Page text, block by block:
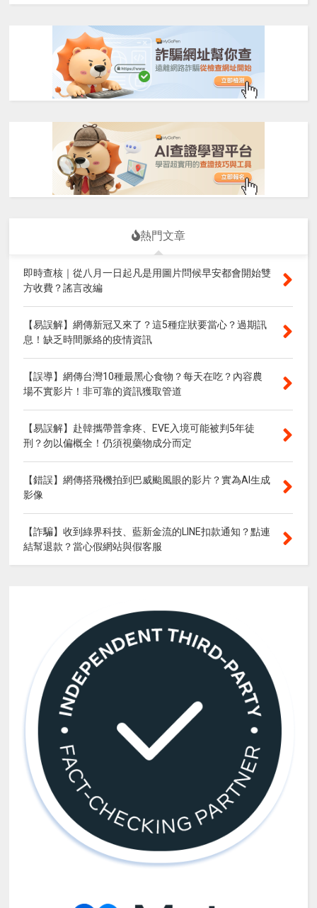
熱門文章
即時查核｜從八月一日起凡是用圖片問候早安都會開始雙
方收費？謠言改編
【易誤解】網傳新冠又來了？這5種症狀要當心？過期訊
息！缺乏時間脈絡的疫情資訊
【誤導】網傳台灣10種最黑心食物？每天在吃？內容農
場不實影片！非可靠的資訊獲取管道
【易誤解】赴韓攜帶普拿疼、EVE入境可能被判5年徒
刑？勿以偏概全！仍須視藥物成分而定
【錯誤】網傳搭飛機拍到巴威颱風眼的影片？實為AI生成
影像
【詐騙】收到綠界科技、藍新金流的LINE扣款通知？點連
結幫退款？當心假網站與假客服